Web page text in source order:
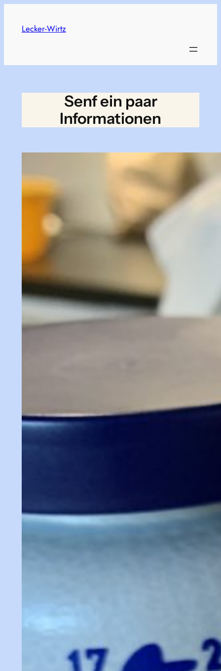
content
Lecker-Wirtz
Senf ein paar
Informationen